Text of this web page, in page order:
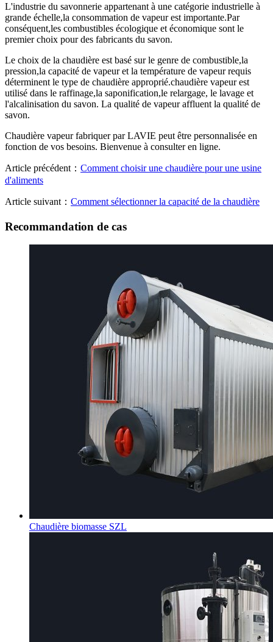
L'industrie du savonnerie appartenant à une catégorie industrielle à
grande échelle,la consommation de vapeur est importante.Par
conséquent,les combustibles écologique et économique sont le
premier choix pour des fabricants du savon.
Le choix de la chaudière est basé sur le genre de combustible,la
pression,la capacité de vapeur et la température de vapeur requis
déterminent le type de chaudière approprié.chaudière vapeur est
utilisé dans le raffinage,la saponification,le relargage, le lavage et
l'alcalinisation du savon. La qualité de vapeur affluent la qualité de
savon.
Chaudière vapeur fabriquer par LAVIE peut être personnalisée en
fonction de vos besoins. Bienvenue à consulter en ligne.
Article précédent： Comment choisir une chaudière pour une usine
d'aliments
Article suivant： Comment sélectionner la capacité de la chaudière
Recommandation de cas
Chaudière biomasse SZL